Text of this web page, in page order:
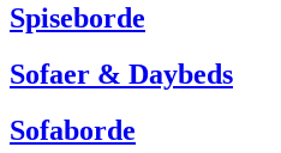
Spiseborde
Sofaer & Daybeds
Sofaborde